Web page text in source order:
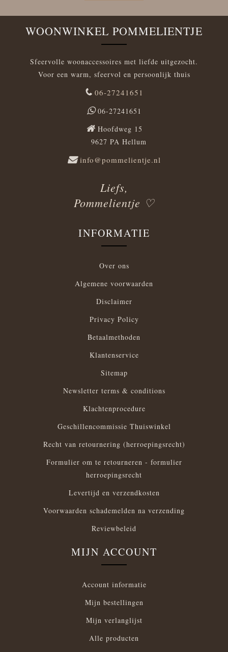
WOONWINKEL POMMELIENTJE
Sfeervolle woonaccessoires met liefde uitgezocht.
Voor een warm, sfeervol en persoonlijk thuis
06-27241651
06-27241651
Hoofdweg 15
9627 PA Hellum
info@pommelientje.nl
Liefs,
Pommelientje ♡
INFORMATIE
Over ons
Algemene voorwaarden
Disclaimer
Privacy Policy
Betaalmethoden
Klantenservice
Sitemap
Newsletter terms & conditions
Klachtenprocedure
Geschillencommissie Thuiswinkel
Recht van retournering (herroepingsrecht)
Formulier om te retourneren - formulier
herroepingsrecht
Levertijd en verzendkosten
Voorwaarden schademelden na verzending
Reviewbeleid
MIJN ACCOUNT
Account informatie
Mijn bestellingen
Mijn verlanglijst
Alle producten